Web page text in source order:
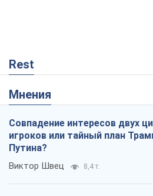
Rest
Мнения
Совпадение интересов двух
игроков или тайный план
Путина?
Виктор Швец 8,4 т.